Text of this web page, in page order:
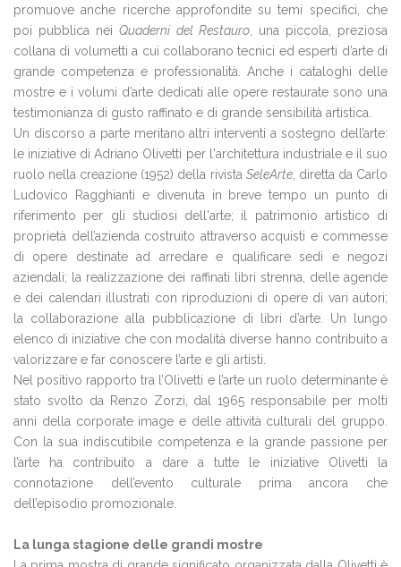
promuove anche ricerche approfondite su temi specifici, che
poi pubblica neiQuaderni del Restauro, una piccola, preziosa
collana di volumetti a cui collaborano tecnici ed esperti d’arte di
grande competenza e professionalità. Anche i cataloghi delle
mostre e i volumi d’arte dedicati alle opere restaurate sono una
testimonianza di gusto raffinato e di grande sensibilità artistica.
Un discorso a parte meritano altri interventi a sostegno dell’arte:
le iniziative di Adriano Olivetti per l'architettura industriale e il suo
ruolo nella creazione (1952) della rivista SeleArte, diretta da Carlo
Ludovico Ragghianti e divenuta in breve tempo un punto di
riferimento per gli studiosi dell'arte; il patrimonio artistico di
proprietà dell’azienda costruito attraverso acquisti e commesse
di opere destinate ad arredare e qualificare sedi e negozi
aziendali; la realizzazione dei raffinati libri strenna, delle agende
e dei calendari illustrati con riproduzioni di opere di vari autori;
la collaborazione alla pubblicazione di libri d’arte. Un lungo
elenco di iniziative che con modalità diverse hanno contribuito a
valorizzare e far conoscere l’arte e gli artisti.
Nel positivo rapporto tra l’Olivetti e l’arte un ruolo determinante è
stato svolto da Renzo Zorzi, dal 1965 responsabile per molti
anni della corporate image e delle attività culturali del gruppo.
Con la sua indiscutibile competenza e la grande passione per
l’arte ha contribuito a dare a tutte le iniziative Olivetti la
connotazione dell’evento culturale prima ancora che
dell’episodio promozionale.
La lunga stagione delle grandi mostre